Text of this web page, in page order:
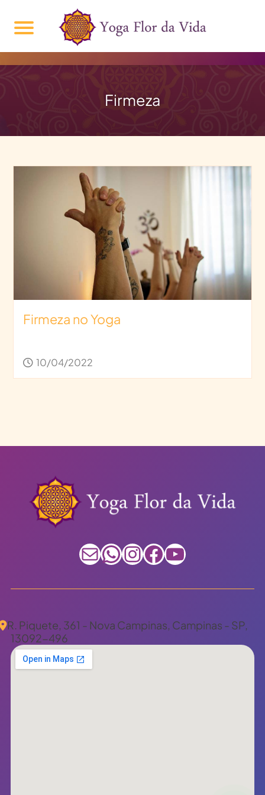
Firmeza
Firmeza no Yoga
10/04/2022
E-mail WhatsApp InstagramFacebook Youtube
R. Piquete, 361 - Nova Campinas, Campinas - SP,
13092-496